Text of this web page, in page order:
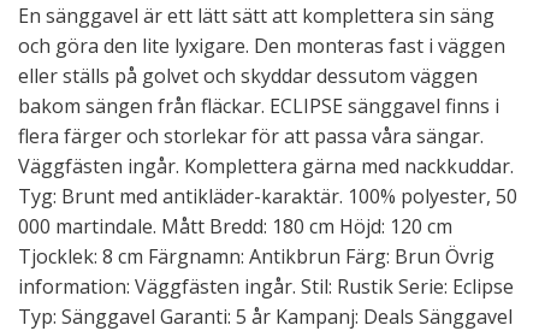
En sänggavel är ett lätt sätt att komplettera sin säng
och göra den lite lyxigare. Den monteras fast i väggen
eller ställs på golvet och skyddar dessutom väggen
bakom sängen från fläckar. ECLIPSE sänggavel finns i
flera färger och storlekar för att passa våra sängar.
Väggfästen ingår. Komplettera gärna med nackkuddar.
Tyg: Brunt med antikläder-karaktär. 100% polyester, 50
000 martindale. Mått Bredd: 180 cm Höjd: 120 cm
Tjocklek: 8 cm Färgnamn: Antikbrun Färg: Brun Övrig
information: Väggfästen ingår. Stil: Rustik Serie: Eclipse
Typ: Sänggavel Garanti: 5 år Kampanj: Deals Sänggavel